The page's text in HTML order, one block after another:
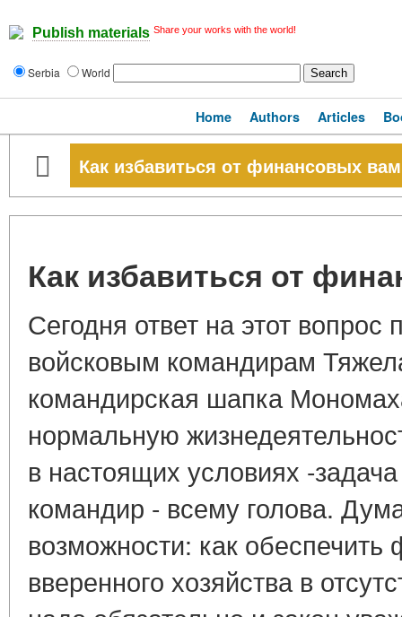
Publish materials Share your works with the world!
Serbia World
Home Authors Articles
Как избавиться от финансовых
Как избавиться от
Сегодня ответ на этот вопрос
войсковым командирам
командирская шапка
нормальную
в настоящих условиях -
командир - всему голова.
возможности: как
вверенного хозяйства в